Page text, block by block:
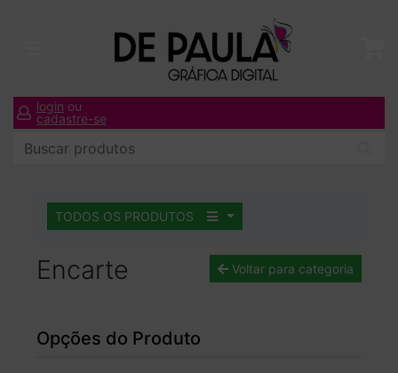
login ou
cadastre-se
TODOS OS PRODUTOS
Encarte Voltar para categoria
Opções do Produto